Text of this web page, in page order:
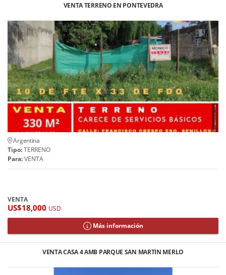
VENTA TERRENO EN PONTEVEDRA
Argentina
Tipo:TERRENO
Para:VENTA
VENTA
US$18,000 USD
Más información
VENTA CASA 4 AMB PARQUE SAN MARTÍN MERLO